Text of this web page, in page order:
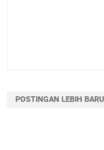
POSTINGAN LEBIH BARU